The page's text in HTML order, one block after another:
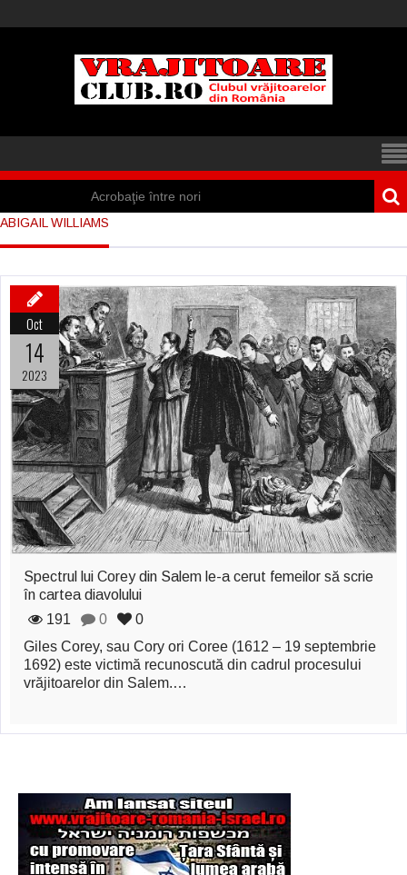
Acrobaţie între nori
Iisus a apărut într-
Marea vânătoare
de vrăjitoare din
Suedia
Vrăjitoare
zburătoare în Mexic
Magia în Thailanda
Madona lacrimilor
din Siracusa
(Silcilia)
Uimitoarea viaţă a
Teresei Neumann
Derba, un oraş
misterios vizitat şi
Şi-a vândut soţia
pentru un ritual de
ABIGAIL WILLIAMS
Oct
14
2023
Spectrul lui Corey din Salem le-a cerut femeilor să scrie
în cartea diavolului
191
0
0
Giles Corey, sau Cory ori Coree (1612 – 19 septembrie
1692) este victimă recunoscută din cadrul procesului
vrăjitoarelor din Salem.…